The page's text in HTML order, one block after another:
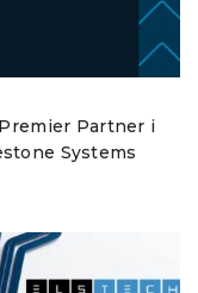
Partner i
Systems